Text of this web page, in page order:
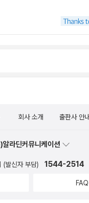
자의 역할에 충실하신 많은
.하지만 루이스에게 어떤
에, 또 자신만의 말을 하느
돈을 벌 기가막힌 아이디
큰~ 반향을 일으키게 돼요.
해서 많은 돈을 벌 수 있을
지 않으면 일이 어떻게 돌아
일이나 꼭 필요한 말을 전혀
랬다는 사실조차 몰랐으니
지 묻는 아이에게 그냥 그
싶으니까 ㅎㅎㅎ방학동안
고, 요즘패션에 부쩍 관심
달 동안 싱가포르 그레이
서 한국에서 갖고 온 옷들
하며, 내 옷도 장만하다보니
더 좋아보이는데 ㅎㅎ 이
서 더욱 그렇다.요즘 우리
있어서 그런지 나중에 우리
가 뺏어서 입을 수 있을 것
회사 소개 출판사 안내
알라딘커뮤니케이션
(발신자 부담) 1544-2514
FAQ